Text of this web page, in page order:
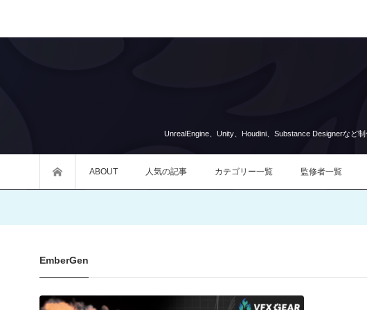
UnrealEngine、Unity、Houdini、Substance Designerなど
ABOUT 人気の記事 カテゴリー一覧 監修者一覧
EmberGen